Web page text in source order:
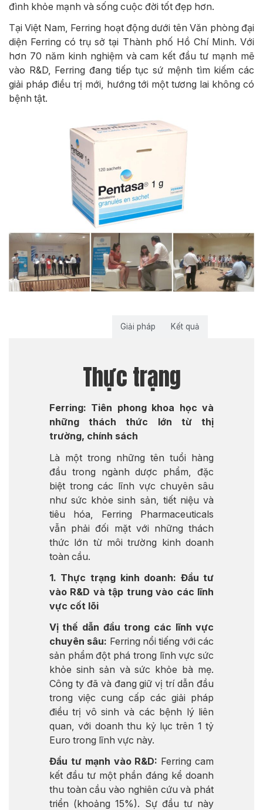
đình khỏe mạnh và sống cuộc đời tốt đẹp hơn.
Tại Việt Nam, Ferring hoạt động dưới tên Văn phòng đại
diện Ferring có trụ sở tại Thành phố Hồ Chí Minh. Với
hơn 70 năm kinh nghiệm và cam kết đầu tư mạnh mẽ
vào R&D, Ferring đang tiếp tục sứ mệnh tìm kiếm các
giải pháp điều trị mới, hướng tới một tương lai không có
bệnh tật.
Giải pháp Kết quả
Thực trạng
Ferring: Tiên phong khoa học và
những thách thức lớn từ thị
trường, chính sách
Là một trong những tên tuổi hàng
đầu trong ngành dược phẩm, đặc
biệt trong các lĩnh vực chuyên sâu
như sức khỏe sinh sản, tiết niệu và
tiêu hóa, Ferring Pharmaceuticals
vẫn phải đối mặt với những thách
thức lớn từ môi trường kinh doanh
toàn cầu.
1. Thực trạng kinh doanh: Đầu tư
vào R&D và tập trung vào các lĩnh
vực cốt lõi
Vị thế dẫn đầu trong các lĩnh vực
chuyên sâu: Ferring nổi tiếng với các
sản phẩm đột phá trong lĩnh vực sức
khỏe sinh sản và sức khỏe bà mẹ.
Công ty đã và đang giữ vị trí dẫn đầu
trong việc cung cấp các giải pháp
điều trị vô sinh và các bệnh lý liên
quan, với doanh thu kỷ lục trên 1 tỷ
Euro trong lĩnh vực này.
Đầu tư mạnh vào R&D: Ferring cam
kết đầu tư một phần đáng kể doanh
thu toàn cầu vào nghiên cứu và phát
triển (khoảng 15%). Sự đầu tư này